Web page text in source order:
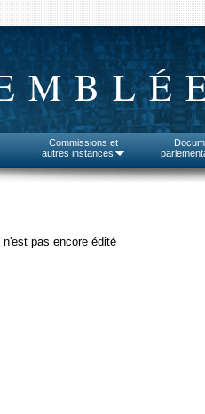
Commissions et
autres instances
pas encore édité